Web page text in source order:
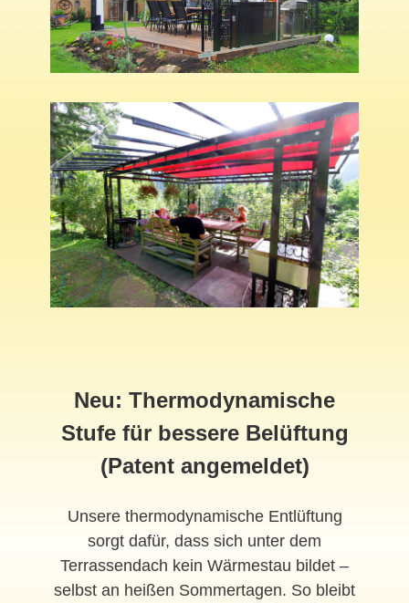
Neu: Thermodynamische
Stufe für bessere Belüftung
(Patent angemeldet)
Unsere thermodynamische Entlüftung
sorgt dafür, dass sich unter dem
Terrassendach kein Wärmestau bildet –
selbst an heißen Sommertagen. So bleibt